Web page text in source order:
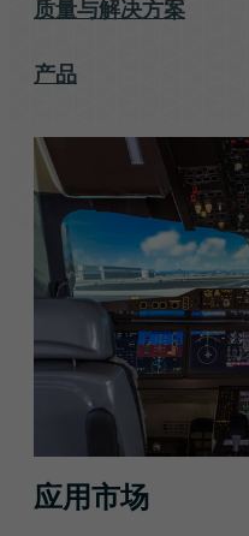
质量与解决方案
产品
应用市场